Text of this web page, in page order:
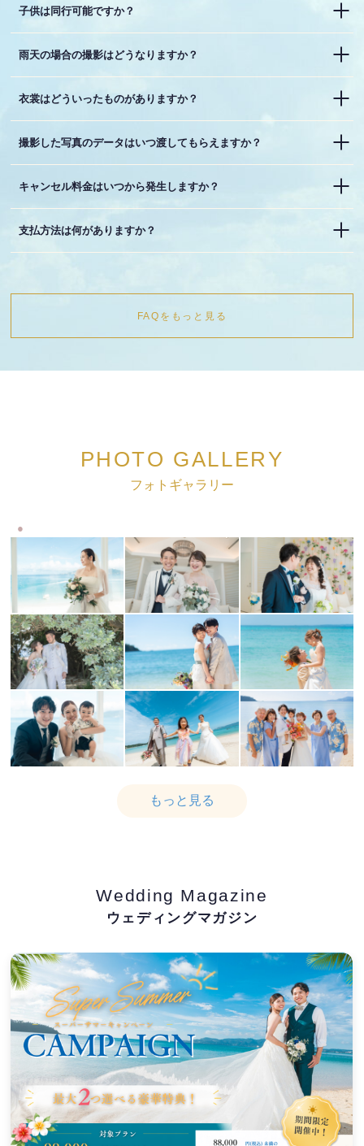
子供は同行可能ですか？
雨天の場合の撮影はどうなりますか？
衣裳はどういったものがありますか？
撮影した写真のデータはいつ渡してもらえますか？
キャンセル料金はいつから発生しますか？
支払方法は何がありますか？
FAQをもっと見る
PHOTO GALLERY
フォトギャラリー
もっと見る
Wedding Magazine
ウェディングマガジン